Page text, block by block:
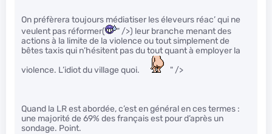
On préfèrera toujours médiatiser les éleveurs réac’ qui ne
veulent pas réformer(
" />) leur branche menant des
actions à la limite de la violence ou tout simplement de
bêtes taxis qui n’hésitent pas du tout quant à employer la
violence. L’idiot du village quoi.
" />
Quand la LR est abordée, c’est en général en ces termes :
une majorité de 69% des français est pour d’après un
sondage. Point.